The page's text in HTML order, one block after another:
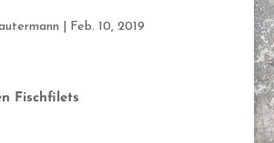
Feb. 10, 2019
Fischfilets